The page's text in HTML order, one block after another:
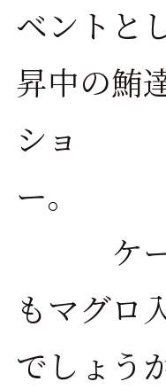
ベントと
昇中の鮪
ショ
ケー
もマグロ
でしょう